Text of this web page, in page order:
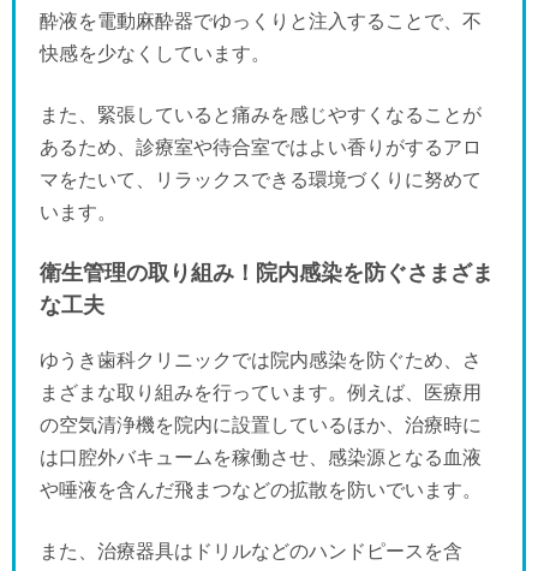
酔液を電動麻酔器でゆっくりと注入することで、不
快感を少なくしています。
また、緊張していると痛みを感じやすくなることが
あるため、診療室や待合室ではよい香りがするアロ
マをたいて、リラックスできる環境づくりに努めて
います。
衛生管理の取り組み！院内感染を防ぐさまざま
な工夫
ゆうき歯科クリニックでは院内感染を防ぐため、さ
まざまな取り組みを行っています。例えば、医療用
の空気清浄機を院内に設置しているほか、治療時に
は口腔外バキュームを稼働させ、感染源となる血液
や唾液を含んだ飛まつなどの拡散を防いでいます。
また、治療器具はドリルなどのハンドピースを含